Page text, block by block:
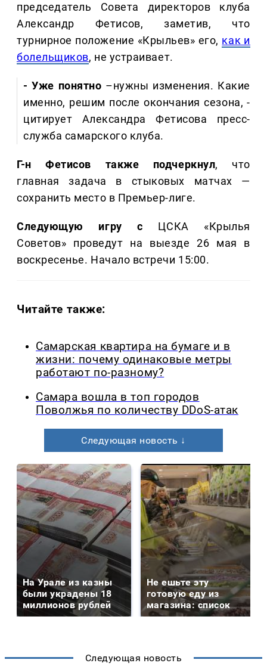
председатель Совета директоров клуба
Александр Фетисов, заметив, что
турнирное положение «Крыльев» его, как и
болельщиков, не устраивает.
- Уже понятно –нужны изменения. Какие
именно, решим после окончания сезона, -
цитирует Александра Фетисова пресс-
служба самарского клуба.
Г-н Фетисов также подчеркнул, что
главная задача в стыковых матчах —
сохранить место в Премьер-лиге.
Следующую игру с ЦСКА «Крылья
Советов» проведут на выезде 26 мая в
воскресенье. Начало встречи 15:00.
Читайте также:
Самарская квартира на бумаге и в
жизни: почему одинаковые метры
работают по-разному?
Самара вошла в топ городов
Поволжья по количеству DDoS-атак
Следующая новость ↓
На Урале из казны
были украдены 18
миллионов рублей
Не ешьте эту
готовую еду из
магазина: список
Следующая новость